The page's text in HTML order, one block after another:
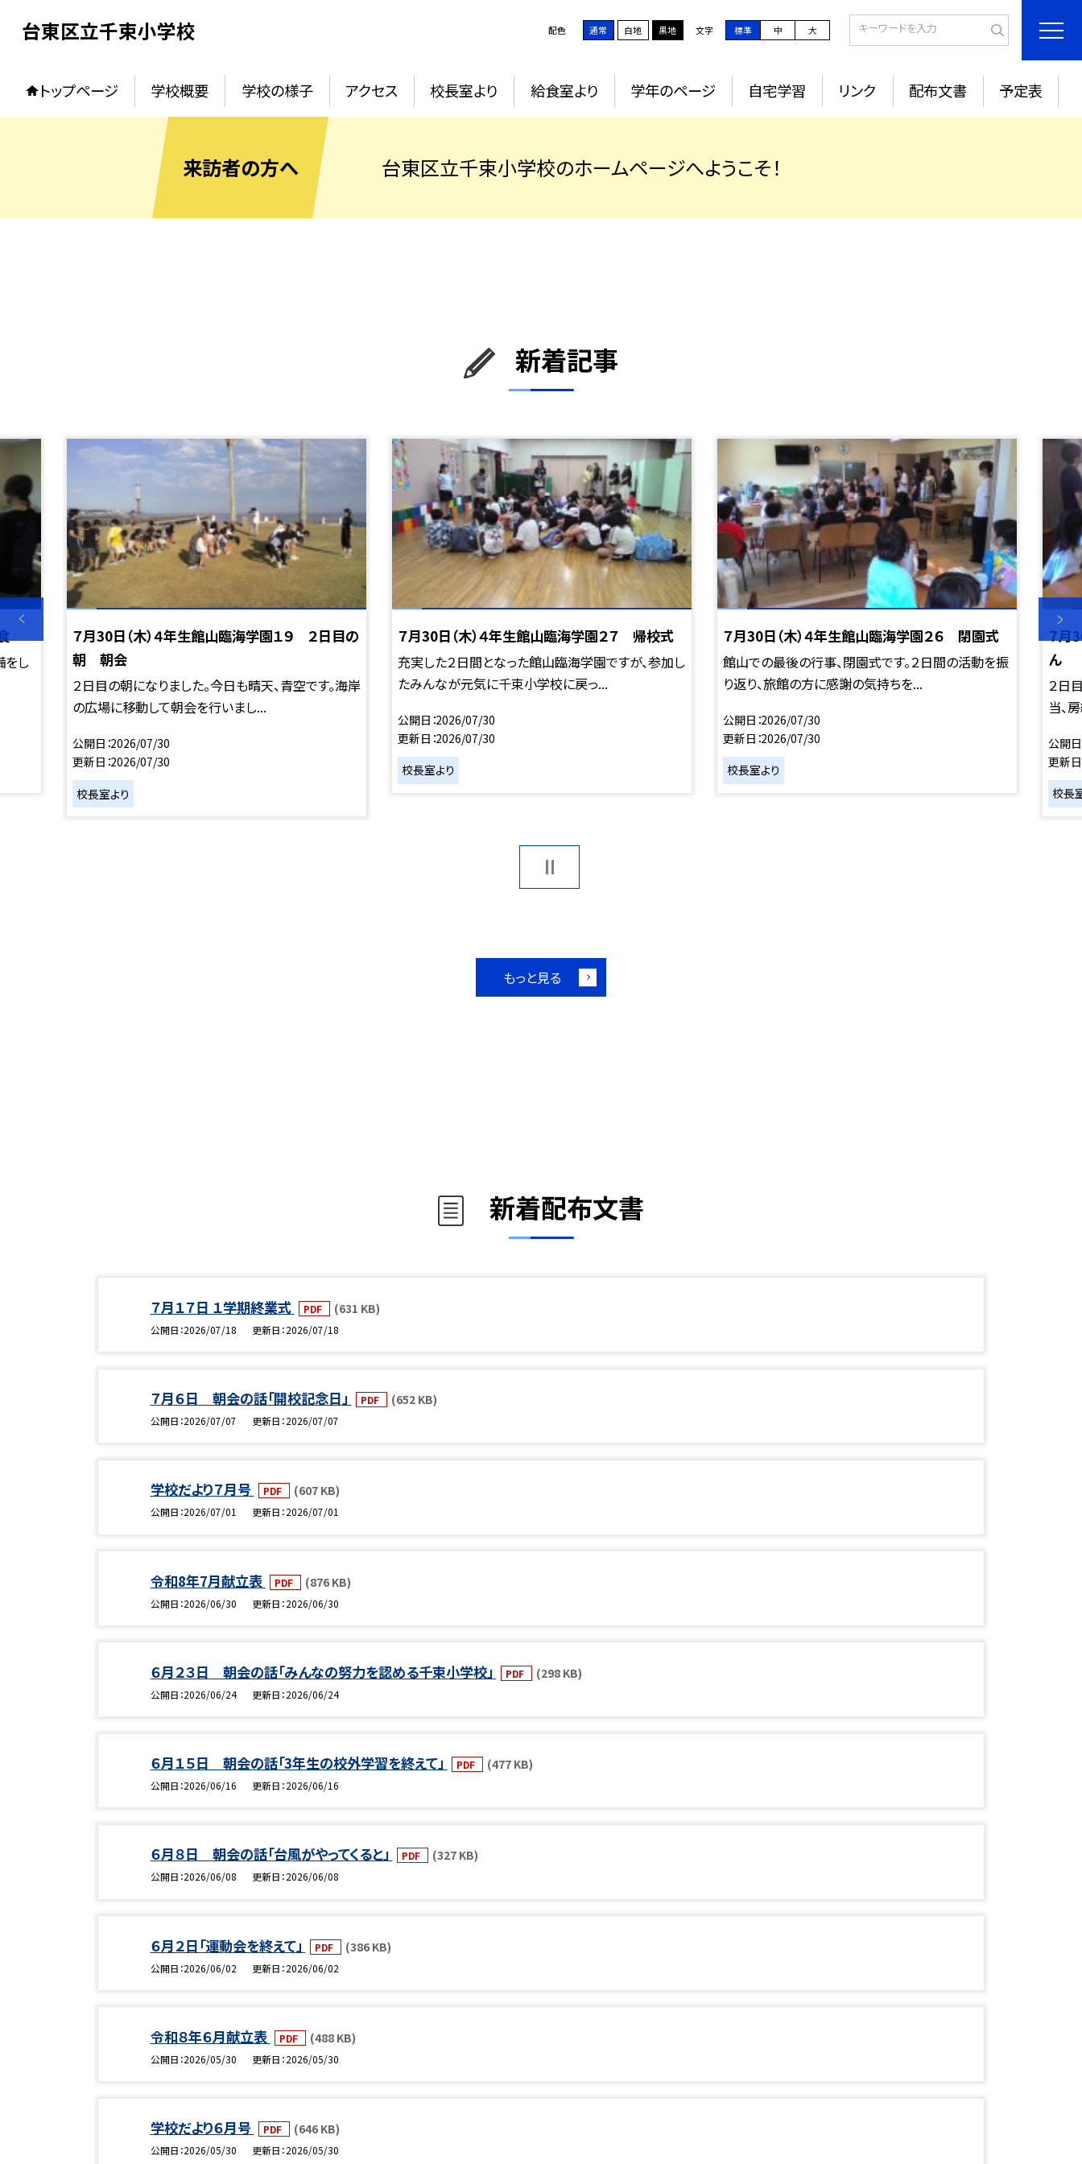
台東区立千束小学校 配色 通常 白地 黒地 文字 標準 中 大
トップページ 学校概要 学校の様子 アクセス 校長室より 給食室より 学年のページ 自宅学習 リンク 配布文書 予定表
来訪者の方へ 台東区立千束小学校のホームページへようこそ！
新着記事
をし
７月30日（木）４年生館山臨海学園１９ ２日目の
朝 朝会
２日目の朝になりました。今日も晴天、青空です。海岸
の広場に移動して朝会を行いまし...
公開日 2026/07/30
更新日 2026/07/30
校長室より
７月30日（木）４年生館山臨海学園２７ 帰校式
充実した２日間となった館山臨海学園ですが、参加し
たみんなが元気に千束小学校に戻っ...
公開日 2026/07/30
更新日 2026/07/30
校長室より
７月30日（木）４年生館山臨海学園２６ 閉園式
館山での最後の行事、閉園式です。２日間の活動を振
り返り、旅館の方に感謝の気持ちを...
公開日 2026/07/30
更新日 2026/07/30
校長室より
７月
ん
２日
当、
公開日
更新日
校長
もっと見る
新着配布文書
７月１７日 １学期終業式 PDF (631 KB)
公開日 2026/07/18 更新日 2026/07/18
７月６日 朝会の話「開校記念日」 PDF (652 KB)
公開日 2026/07/07 更新日 2026/07/07
学校だより７月号 PDF (607 KB)
公開日 2026/07/01 更新日 2026/07/01
令和8年7月献立表 PDF (876 KB)
公開日 2026/06/30 更新日 2026/06/30
６月２３日 朝会の話「みんなの努力を認める千束小学校」 PDF (298 KB)
公開日 2026/06/24 更新日 2026/06/24
６月１５日 朝会の話「3年生の校外学習を終えて」 PDF (477 KB)
公開日 2026/06/16 更新日 2026/06/16
６月８日 朝会の話「台風がやってくると」 PDF (327 KB)
公開日 2026/06/08 更新日 2026/06/08
６月２日「運動会を終えて」 PDF (386 KB)
公開日 2026/06/02 更新日 2026/06/02
令和８年６月献立表 PDF (488 KB)
公開日 2026/05/30 更新日 2026/05/30
学校だより６月号 PDF (646 KB)
公開日 2026/05/30 更新日 2026/05/30